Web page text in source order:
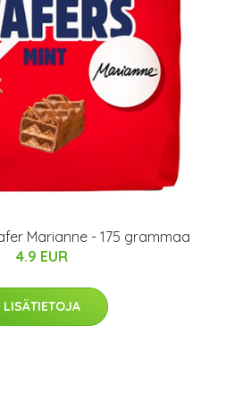
Marianne - 175 grammaa
4.9 EUR
LISÄTIETOJA